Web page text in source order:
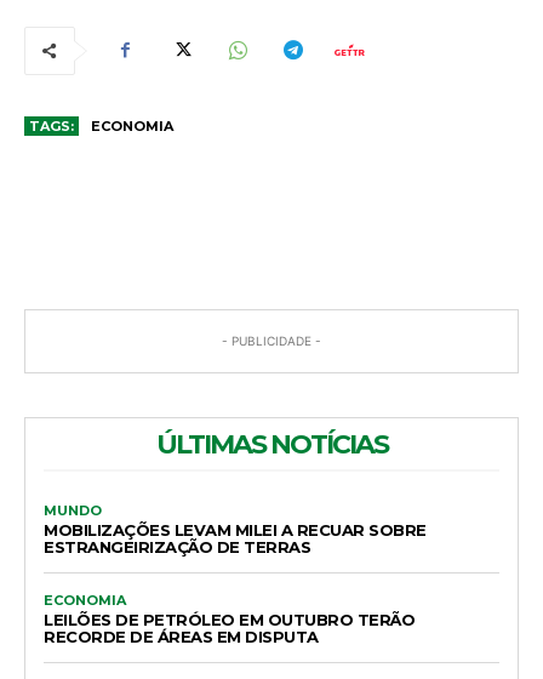
TAGS: ECONOMIA
- PUBLICIDADE -
ÚLTIMAS NOTÍCIAS
MUNDO
MOBILIZAÇÕES LEVAM MILEI A RECUAR SOBRE
ESTRANGEIRIZAÇÃO DE TERRAS
ECONOMIA
LEILÕES DE PETRÓLEO EM OUTUBRO TERÃO
RECORDE DE ÁREAS EM DISPUTA